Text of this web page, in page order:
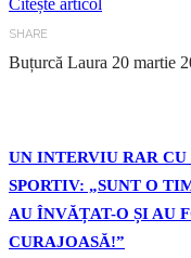
SHARE
Buțurcă Laura 20 martie
UN INTERVIU RAR
SPORTIV: „SUNT O
AU ÎNVĂȚAT-O ȘI AU
CURAJOASĂ!”